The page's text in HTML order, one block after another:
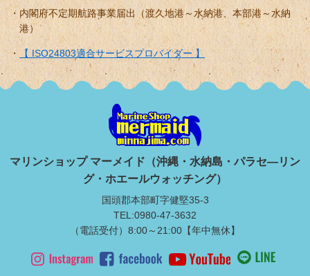
内閣府不定期航路事業届出（渡久地港～水納港、本部港～水納
港）
【 ISO24803適合サービスプロバイダー 】
マリンショップ マーメイド（沖縄・水納島・パラセ―リン
グ・ホエールウォッチング）
国頭郡本部町字健堅35-3
TEL:0980-47-3632
（電話受付）8:00～21:00【年中無休】